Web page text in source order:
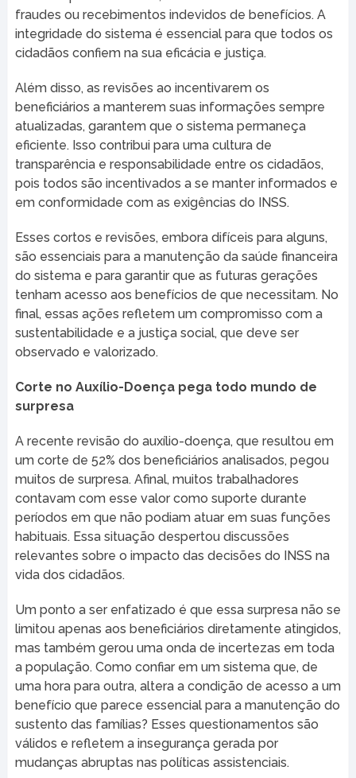
fraudes ou recebimentos indevidos de benefícios. A
integridade do sistema é essencial para que todos os
cidadãos confiem na sua eficácia e justiça.
Além disso, as revisões ao incentivarem os
beneficiários a manterem suas informações sempre
atualizadas, garantem que o sistema permaneça
eficiente. Isso contribui para uma cultura de
transparência e responsabilidade entre os cidadãos,
pois todos são incentivados a se manter informados e
em conformidade com as exigências do INSS.
Esses cortos e revisões, embora difíceis para alguns,
são essenciais para a manutenção da saúde financeira
do sistema e para garantir que as futuras gerações
tenham acesso aos benefícios de que necessitam. No
final, essas ações refletem um compromisso com a
sustentabilidade e a justiça social, que deve ser
observado e valorizado.
Corte no Auxílio-Doença pega todo mundo de
surpresa
A recente revisão do auxílio-doença, que resultou em
um corte de 52% dos beneficiários analisados, pegou
muitos de surpresa. Afinal, muitos trabalhadores
contavam com esse valor como suporte durante
períodos em que não podiam atuar em suas funções
habituais. Essa situação despertou discussões
relevantes sobre o impacto das decisões do INSS na
vida dos cidadãos.
Um ponto a ser enfatizado é que essa surpresa não se
limitou apenas aos beneficiários diretamente atingidos,
mas também gerou uma onda de incertezas em toda
a população. Como confiar em um sistema que, de
uma hora para outra, altera a condição de acesso a um
benefício que parece essencial para a manutenção do
sustento das famílias? Esses questionamentos são
válidos e refletem a insegurança gerada por
mudanças abruptas nas políticas assistenciais.